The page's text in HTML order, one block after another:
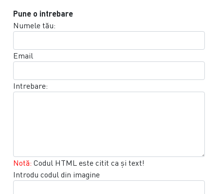
Pune o intrebare
Numele tău:
Email
Intrebare:
Notă: Codul HTML este citit ca şi text!
Introdu codul din imagine